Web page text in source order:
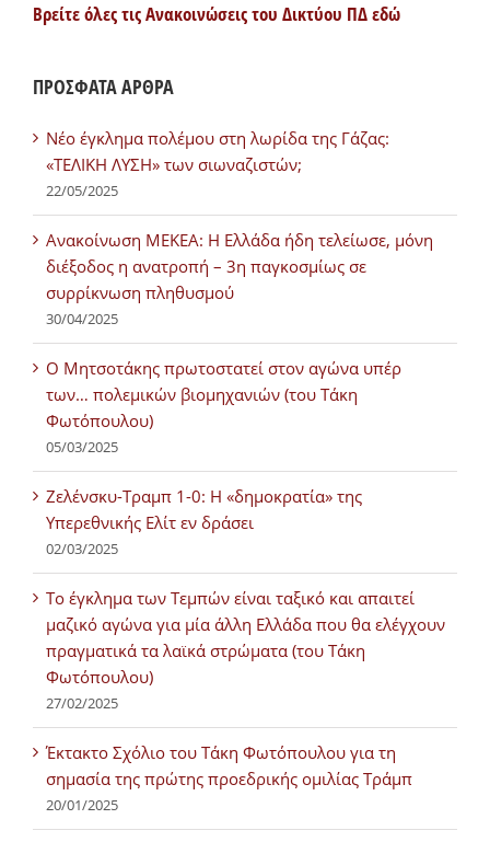
Βρείτε όλες τις Ανακοινώσεις του Δικτύου ΠΔ εδώ
ΠΡΟΣΦΑΤΑ ΑΡΘΡΑ
Νέο έγκλημα πολέμου στη λωρίδα της Γάζας:
«ΤΕΛΙΚΗ ΛΥΣΗ» των σιωναζιστών;
22/05/2025
Ανακοίνωση ΜΕΚΕΑ: Η Ελλάδα ήδη τελείωσε, μόνη
διέξοδος η ανατροπή – 3η παγκοσμίως σε
συρρίκνωση πληθυσμού
30/04/2025
Ο Μητσοτάκης πρωτοστατεί στον αγώνα υπέρ
των… πολεμικών βιομηχανιών (του Τάκη
Φωτόπουλου)
05/03/2025
Ζελένσκυ-Τραμπ 1-0: Η «δημοκρατία» της
Υπερεθνικής Ελίτ εν δράσει
02/03/2025
Tο έγκλημα των Τεμπών είναι ταξικό και απαιτεί
μαζικό αγώνα για μία άλλη Ελλάδα που θα ελέγχουν
πραγματικά τα λαϊκά στρώματα (του Τάκη
Φωτόπουλου)
27/02/2025
Έκτακτο Σχόλιο του Τάκη Φωτόπουλου για τη
σημασία της πρώτης προεδρικής ομιλίας Τράμπ
20/01/2025